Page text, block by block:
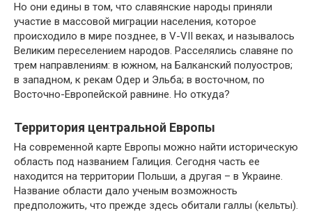
Но они едины в том, что славянские народы приняли
участие в массовой миграции населения, которое
происходило в мире позднее, в V-VII веках, и называлось
Великим переселением народов. Расселялись славяне по
трем направлениям: в южном, на Балканский полуостров;
в западном, к рекам Одер и Эльба; в восточном, по
Восточно-Европейской равнине. Но откуда?
Территория центральной Европы
На современной карте Европы можно найти историческую
область под названием Галиция. Сегодня часть ее
находится на территории Польши, а другая – в Украине.
Название области дало ученым возможность
предположить, что прежде здесь обитали галлы (кельты).